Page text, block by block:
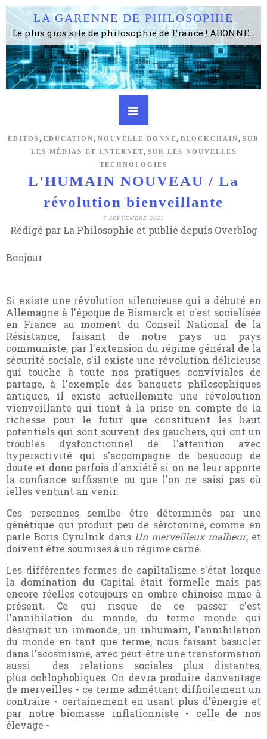
LA GARENNE DE PHILOSOPHIE
Le plus gros site de philosophie de France ! ABONNEZ-VOUS ! 4115 Articles, 1634 abonné·e·s, depuis 2006 . . . . . . . . 2 852 214 pages vues jusqu'à présent. Prestance et être apte à un plus grand nombre de choses.
EDITOS , EDUCATION , NOUVELLE DONNE , BLOCKCHAIN , SUR
LES MÉDIAS ET LNTERNET , SUR LES NOUVELLES
TECHNOLOGIES
L'HUMAIN NOUVEAU / La
révolution bienveillante
7 SEPTEMBRE 2021
Rédigé par La Philosophie et publié depuis Overblog
Bonjour
Si existe une révolution silencieuse qui a débuté en
Allemagne à l'époque de Bismarck et c'est socialisée
en France au moment du Conseil National de la
Résistance, faisant de notre pays un pays
communiste, par l'extension du régime général de la
sécurité sociale, s'il existe une révolution délicieuse
qui touche à toute nos pratiques conviviales de
partage, à l'exemple des banquets philosophiques
antiques, il existe actuellemnte une révoloution
vienveillante qui tient à la prise en compte de la
richesse pour le futur que constituent les haut
potentiels qui sont souvent des gauchers, qui ont un
troubles dysfonctionnel de l'attention avec
hyperactivité qui s'accompagne de beaucoup de
doute et donc parfois d'anxiété si on ne leur apporte
la confiance suffisante ou que l'on ne saisi pas où
ielles ventunt an venir.
Ces personnes semlbe être déterminés par une
génétique qui produit peu de sérotonine, comme en
parle Boris Cyrulnik dans Un merveilleux malheur, et
doivent être soumises à un régime carné.
Les différentes formes de capiltalisme s'état lorque
la domination du Capital était formelle mais pas
encore réelles cotoujours en ombre chinoise mme à
présent. Ce qui risque de ce passer c'est
l'annihilation du monde, du terme monde qui
désignait un immonde, un inhumain, l'annihilation
du monde en tant que terme, nous faisant basucler
dans l'acosmisme, avec peut-être une transformation
aussi des relations sociales plus distantes,
plus ochlophobiques. On devra produire danvantage
de merveilles - ce terme adméttant difficilement un
contraire - certainement en usant plus d'énergie et
par notre biomasse inflationniste - celle de nos
élevage -